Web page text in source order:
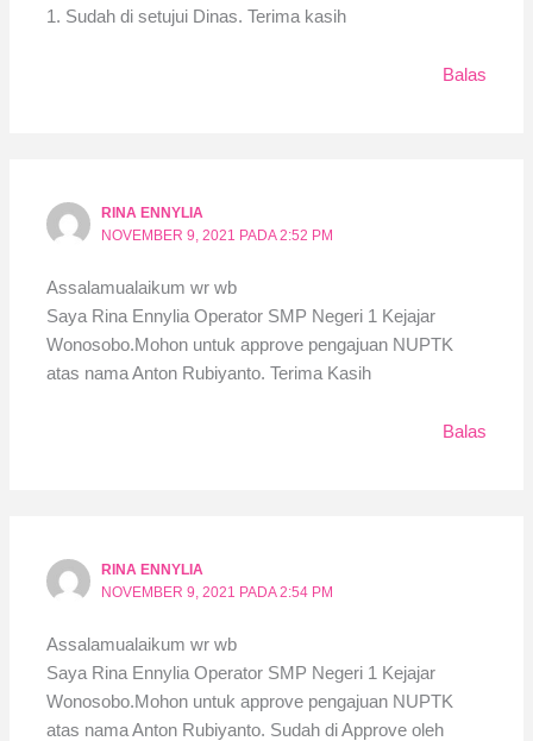
1. Sudah di setujui Dinas. Terima kasih
Balas
RINA ENNYLIA
NOVEMBER 9, 2021 PADA 2:52 PM
Assalamualaikum wr wb
Saya Rina Ennylia Operator SMP Negeri 1 Kejajar
Wonosobo.Mohon untuk approve pengajuan NUPTK
atas nama Anton Rubiyanto. Terima Kasih
Balas
RINA ENNYLIA
NOVEMBER 9, 2021 PADA 2:54 PM
Assalamualaikum wr wb
Saya Rina Ennylia Operator SMP Negeri 1 Kejajar
Wonosobo.Mohon untuk approve pengajuan NUPTK
atas nama Anton Rubiyanto. Sudah di Approve oleh